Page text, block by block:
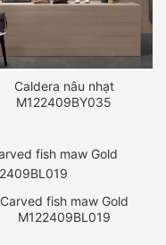
Caldera nâu nhạt
M122409BY035
Carved fish maw Gold
M122409BL019